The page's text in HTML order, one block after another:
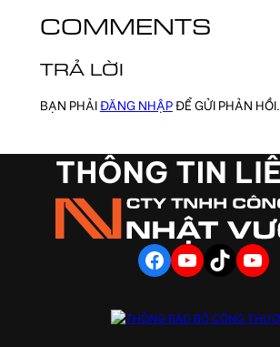
COMMENTS
TRẢ LỜI
BẠN PHẢIĐĂNG NHẬPĐỂ GỬI PHẢN HỒI.
FACEBOOK YOUTUBE TIKTOK YOUTUBE